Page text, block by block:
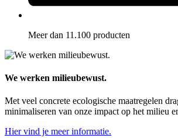
Meer dan 11.100 producten
We werken milieubewust.
Met veel concrete ecologische maatregelen
minimaliseren van onze impact op het milieu
Hier vind je meer informatie.